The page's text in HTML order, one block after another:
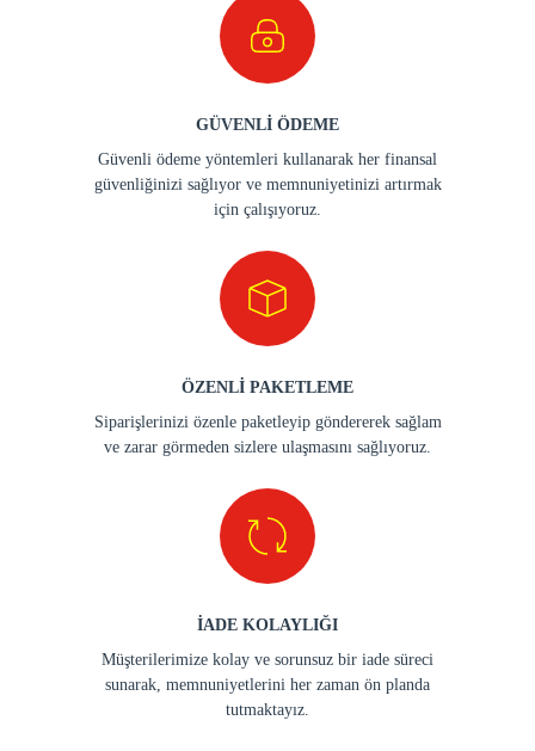
GÜVENLİ ÖDEME
Güvenli ödeme yöntemleri kullanarak her finansal
güvenliğinizi sağlıyor ve memnuniyetinizi artırmak
için çalışıyoruz.
ÖZENLİ PAKETLEME
Siparişlerinizi özenle paketleyip göndererek sağlam
ve zarar görmeden sizlere ulaşmasını sağlıyoruz.
İADE KOLAYLIĞI
Müşterilerimize kolay ve sorunsuz bir iade süreci
sunarak, memnuniyetlerini her zaman ön planda
tutmaktayız.